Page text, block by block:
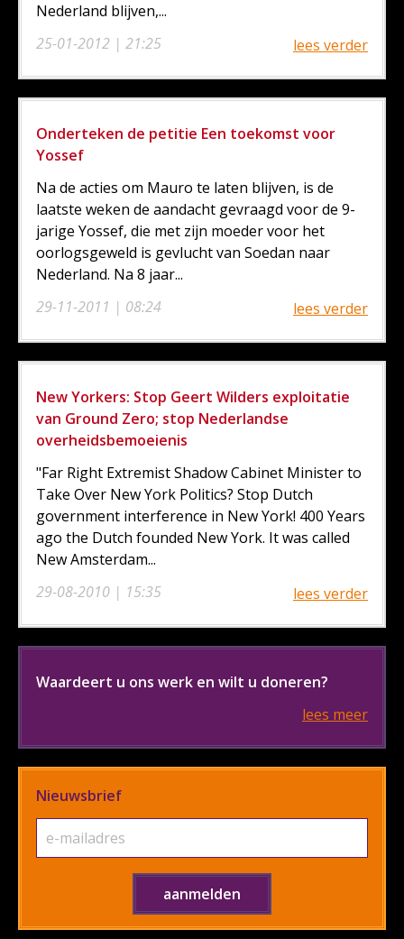
25-01-2012 | 21:25
Nederland blijven,...
lees verder
Onderteken de petitie Een toekomst voor
Yossef
29-11-2011 | 08:24
Na de acties om Mauro te laten blijven, is de
laatste weken de aandacht gevraagd voor de 9-
jarige Yossef, die met zijn moeder voor het
oorlogsgeweld is gevlucht van Soedan naar
Nederland. Na 8 jaar...
lees verder
New Yorkers: Stop Geert Wilders exploitatie
van Ground Zero; stop Nederlandse
overheidsbemoeienis
29-08-2010 | 15:35
"Far Right Extremist Shadow Cabinet Minister to
Take Over New York Politics? Stop Dutch
government interference in New York! 400 Years
ago the Dutch founded New York. It was called
New Amsterdam...
lees verder
Waardeert u ons werk en wilt u doneren?
lees meer
Nieuwsbrief